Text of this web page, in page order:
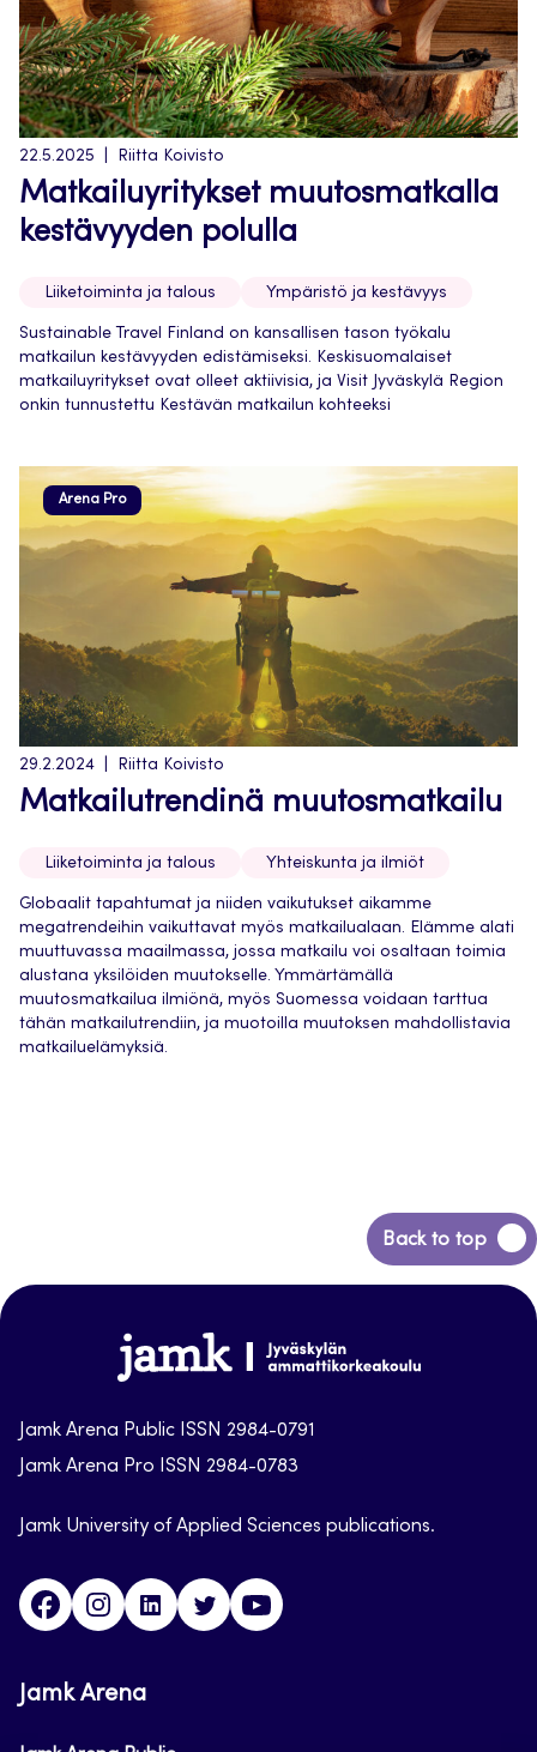
22.5.2025 Riitta Koivisto
Matkailuyritykset muutosmatkalla
kestävyyden polulla
Liiketoiminta ja talous Ympäristö ja kestävyys
Sustainable Travel Finland on kansallisen tason työkalu
matkailun kestävyyden edistämiseksi. Keskisuomalaiset
matkailuyritykset ovat olleet aktiivisia, ja Visit Jyväskylä Region
onkin tunnustettu Kestävän matkailun kohteeksi
Arena Pro
29.2.2024 Riitta Koivisto
Matkailutrendinä muutosmatkailu
Liiketoiminta ja talous Yhteiskunta ja ilmiöt
Globaalit tapahtumat ja niiden vaikutukset aikamme
megatrendeihin vaikuttavat myös matkailualaan. Elämme alati
muuttuvassa maailmassa, jossa matkailu voi osaltaan toimia
alustana yksilöiden muutokselle. Ymmärtämällä
muutosmatkailua ilmiönä, myös Suomessa voidaan tarttua
tähän matkailutrendiin, ja muotoilla muutoksen mahdollistavia
matkailuelämyksiä.
Back to top
Back
to
Jamk-
arena
Jamk Arena Public ISSN 2984-0791
Jamk Arena Pro ISSN 2984-0783
Jamk University of Applied Sciences publications.
FacebookInstagramLinkedinTwitter
Jamk Arena